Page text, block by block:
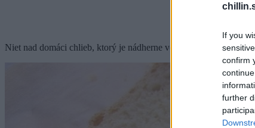
If you
confirm
further
Niet nad domáci chlieb, ktorý je nádherne voňavý a lahodne